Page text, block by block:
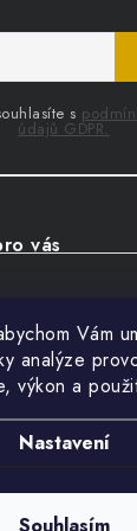
Vám
analýze
výkon a
Nastavení
s
údajů GDPR.
vás
. Všechna